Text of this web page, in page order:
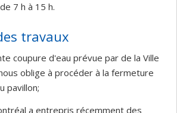
7 h à 15 h.
travaux
coupure d'eau prévue par de la Ville
oblige à procéder à la fermeture
pavillon;
a entrepris récemment des